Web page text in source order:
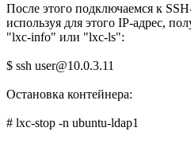
После этого подключаемся к
используя для этого IP-адрес,
"lxc-info" или "lxc-ls":
$ ssh user@10.0.3.11
Остановка контейнера:
# lxc-stop -n ubuntu-ldap1